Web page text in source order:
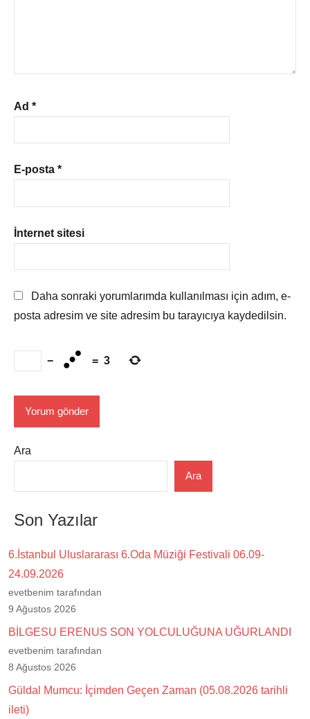
Ad *
E-posta *
İnternet sitesi
Daha sonraki yorumlarımda kullanılması için adım, e-
posta adresim ve site adresim bu tarayıcıya kaydedilsin.
− = 3
Ara
Ara
Son Yazılar
6.İstanbul Uluslararası 6.Oda Müziği Festivali 06.09-
24.09.2026
evetbenim tarafından
9 Ağustos 2026
BİLGESU ERENUS SON YOLCULUĞUNA UĞURLANDI
evetbenim tarafından
8 Ağustos 2026
Güldal Mumcu: İçimden Geçen Zaman (05.08.2026 tarihli
ileti)